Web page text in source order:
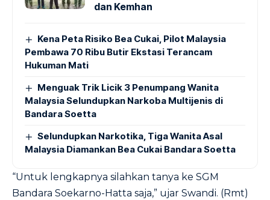
dan Kemhan
Kena Peta Risiko Bea Cukai, Pilot Malaysia
Pembawa 70 Ribu Butir Ekstasi Terancam
Hukuman Mati
Menguak Trik Licik 3 Penumpang Wanita
Malaysia Selundupkan Narkoba Multijenis di
Bandara Soetta
Selundupkan Narkotika, Tiga Wanita Asal
Malaysia Diamankan Bea Cukai Bandara Soetta
“Untuk lengkapnya silahkan tanya ke SGM
Bandara Soekarno-Hatta saja,” ujar Swandi. (Rmt)